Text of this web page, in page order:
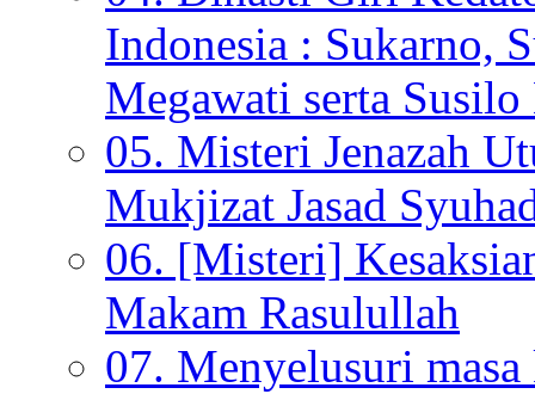
Indonesia : Sukarno,
Megawati serta
05. Misteri Jenazah
Mukjizat Jasad
06. [Misteri]
Makam Rasulullah
07. Menyelusuri